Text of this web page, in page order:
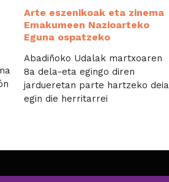
Arte eszenikoak eta zinema
Emakumeen Nazioarteko
Eguna ospatzeko
Abadiñoko ​​​​​Udalak martxoaren
8a dela-eta egingo diren
jardueretan parte hartzeko deia
egin die herritarrei